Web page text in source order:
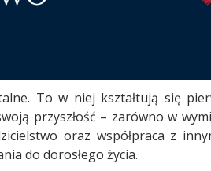
To w niej kształtują się
przyszłość – zarówno w
oraz współpraca z
do dorosłego życia.